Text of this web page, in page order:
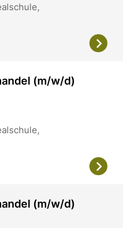
(m/w/d)
(m/w/d)